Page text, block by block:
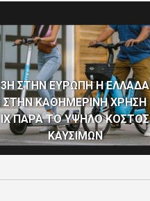
3Η ΣΤΗΝ ΕΥΡΩΠΗ Η ΕΛΛΑΔΑ
ΣΤΗΝ ΚΑΘΗΜΕΡΙΝΗ ΧΡΗΣΗ
ΙΧ ΠΑΡΑ ΤΟ ΥΨΗΛΟ ΚΟΣΤΟΣ
ΚΑΥΣΙΜΩΝ